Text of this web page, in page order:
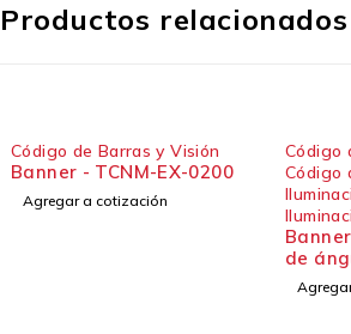
Productos relacionados
Visión
0200
Código de barras y visión,
Código de Barras y Visión,
Iluminación de visión,
Iluminacion y Pantalla
Banner - Luces de anillo